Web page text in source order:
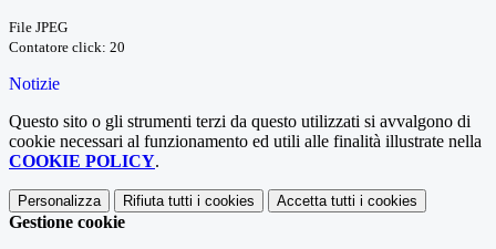
File JPEG
Contatore click: 20
Notizie
Questo sito o gli strumenti terzi da questo utilizzati si avvalgono di
cookie necessari al funzionamento ed utili alle finalità illustrate nella
COOKIE POLICY.
Personalizza Rifiuta tutti i cookies Accetta tutti i cookies
Gestione cookie